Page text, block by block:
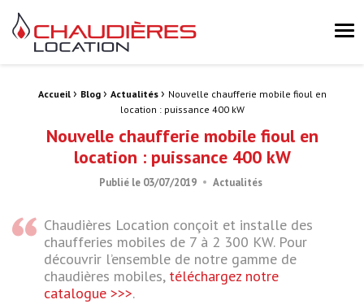
Chaudières Location Location de chaudière et chaufferie mobile
Fil d'Ariane :
Accueil › Blog › Actualités › Nouvelle chaufferie mobile fioul en
location : puissance 400 kW
Nouvelle chaufferie mobile fioul en
location : puissance 400 kW
Publié le 03/07/2019 Actualités
Chaudières Location conçoit et installe des
chaufferies mobiles de 7 à 2 300 KW. Pour
découvrir l’ensemble de notre gamme de
chaudières mobiles, téléchargez notre
catalogue >>>.